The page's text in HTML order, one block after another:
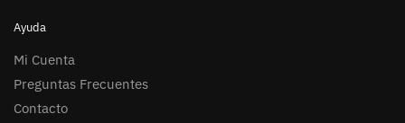
Ayuda
Mi Cuenta
Preguntas Frecuentes
Contacto